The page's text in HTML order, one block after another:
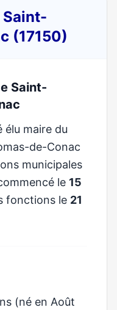
Saint-
(17150)
Saint-
élu maire du
de-Conac
municipales
le 15
fonctions le 21
(né en Août